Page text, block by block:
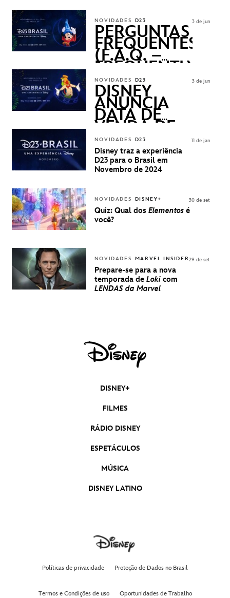
NOVIDADES D23
PERGUNTAS
FREQUENTES
(F.A.Q. –
FREQUENTLY
ASKED
QUESTIONS)
3 de jun
NOVIDADES D23
DISNEY
ANUNCIA
DATA DE
VENDA DE
INGRESSOS
PARA A D23
BRASIL -
UMA
DISNEY
3 de jun
NOVIDADES D23
Disney traz a experiência
D23 para o Brasil em
Novembro de 2024
11 de jan
NOVIDADES DISNEY+
Quiz: Qual dos Elementos é
você?
30 de set
NOVIDADES MARVEL INSIDER
Prepare-se para a nova
temporada de Loki com
LENDAS da Marvel
29 de set
DISNEY+
FILMES
RÁDIO DISNEY
ESPETÁCULOS
MÚSICA
DISNEY LATINO
Políticas de privacidade Proteção de Dados no Brasil
Termos e Condições de uso Oportunidades de Trabalho